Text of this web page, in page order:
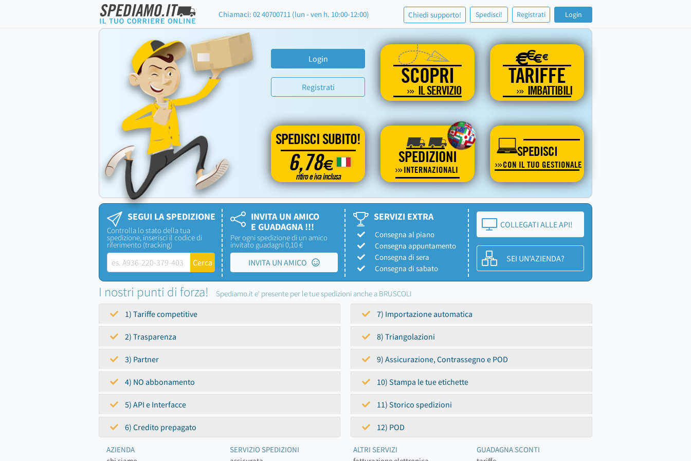
Chiamaci: 02 40700711 (lun - ven h. 10:00-12:00) Chiedi supporto! Spedisci! Registrati Login
Login
Registrati SCOPRI
IL SERVIZIO
€€€€
TARIFFE
IMBATTIBILI
SPEDISCI SUBITO!
6,78€
ritiro e iva inclusa
SPEDIZIONI
INTERNAZIONALI
SPEDISCI
CON IL TUO GESTIONALE
SEGUI LA SPEDIZIONE
Controlla lo stato della tua
spedizione, inserisci il codice di
riferimento (tracking)
INVITA UN AMICO
E GUADAGNA !!!
Per ogni spedizione di un amico
invitato guadagni 0,10 €
INVITA UN AMICO
SERVIZI EXTRA
Consegna al piano
Consegna appuntamento
Consegna di sera
Consegna di sabato
COLLEGATI ALLE API!
SEI UN'AZIENDA?
I nostri punti di forza! Spediamo.it e' presente per le tue spedizioni anche a BRUSCOLI
1) Tariffe competitive
2) Trasparenza
3) Partner
4) NO abbonamento
5) API e Interfacce
6) Credito prepagato
7) Importazione automatica
8) Triangolazioni
9) Assicurazione, Contrassegno e POD
10) Stampa le tue etichette
11) Storico spedizioni
12) POD
AZIENDA
SERVIZIO SPEDIZIONI
ALTRI SERVIZI
GUADAGNA SCONTI